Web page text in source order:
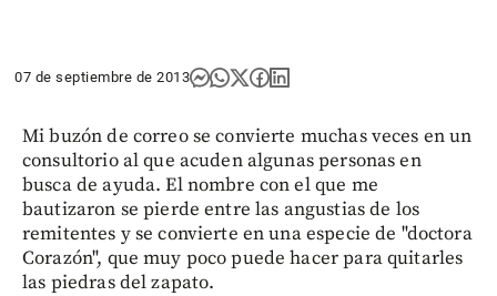
07 de septiembre de 2013
Mi buzón de correo se convierte muchas veces en un
consultorio al que acuden algunas personas en
busca de ayuda. El nombre con el que me
bautizaron se pierde entre las angustias de los
remitentes y se convierte en una especie de "doctora
Corazón", que muy poco puede hacer para quitarles
las piedras del zapato.